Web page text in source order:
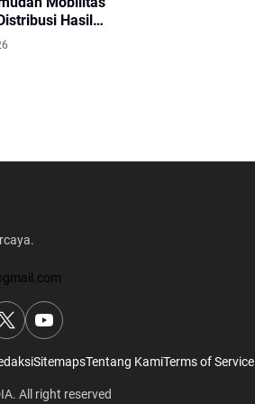
Hasil
Utara
SitemapsTentang KamiTerms of Service
All right reserved